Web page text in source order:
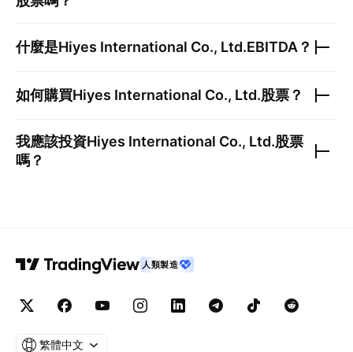
什麼是Hiyes International Co., Ltd.EBITDA？
如何購買Hiyes International Co., Ltd.股票？
我應該投資Hiyes International Co., Ltd.股票
嗎？
人類製造
繁體中文